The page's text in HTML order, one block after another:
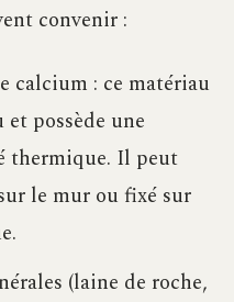
convenir :
calcium : ce matériau
possède une
thermique. Il peut
le mur ou fixé sur
(laine de roche,